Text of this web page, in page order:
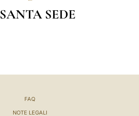
SANTA SEDE
FAQ
NOTE LEGALI